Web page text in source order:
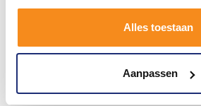
Alles toestaan
Aanpassen
5 208